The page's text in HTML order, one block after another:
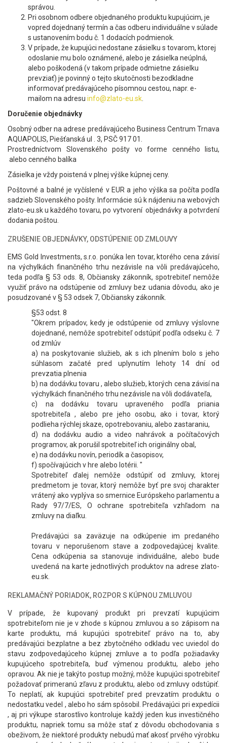
správou.
Pri osobnom odbere objednaného produktu kupujúcim, je
vopred dojednaný termín a čas odberu individuálne v súlade
s ustanovením bodu č. 1 dodacích podmienok.
V prípade, že kupujúci nedostane zásielku s tovarom, ktorej
odoslanie mu bolo oznámené, alebo je zásielka neúplná,
alebo poškodená (v takom prípade odmietne zásielku
prevziať) je povinný o tejto skutočnosti bezodkladne
informovať predávajúceho písomnou cestou, napr. e-
mailom na adresu info@zlato-eu.sk.
Doručenie objednávky
Osobný odber na adrese predávajúceho Business Centrum Trnava
AQUAPOLIS, Piešťanská ul . 3, PSČ 917 01.
Prostredníctvom Slovenského pošty vo forme cenného listu,
alebo cenného balíka
Zásielka je vždy poistená v plnej výške kúpnej ceny.
Poštovné a balné je vyčíslené v EUR a jeho výška sa počíta podľa
sadzieb Slovenského pošty. Informácie sú k nájdeniu na webových
zlato-eu.sk u každého tovaru, po vytvorení objednávky a potvrdení
dodania poštou.
ZRUŠENIE OBJEDNÁVKY, ODSTÚPENIE OD ZMLOUVY
EMS Gold Investments, s.r.o. ponúka len tovar, ktorého cena závisí
na výchylkách finančného trhu nezávisle na vôli predávajúceho,
teda podľa § 53 ods. 8, Občiansky zákonník, spotrebiteľ nemôže
využiť právo na odstúpenie od zmluvy bez udania dôvodu, ako je
posudzované v § 53 odsek 7, Občiansky zákonník.
§53 odst. 8
"Okrem prípadov, kedy je odstúpenie od zmluvy výslovne
dojednané, nemôže spotrebiteľ odstúpiť podľa odseku č. 7
od zmlúv
a) na poskytovanie služieb, ak s ich plnením bolo s jeho
súhlasom začaté pred uplynutím lehoty 14 dní od
prevzatia plnenia
b) na dodávku tovaru , alebo služieb, ktorých cena závisí na
výchylkách finančného trhu nezávisle na vôli dodávateľa,
c) na dodávku tovaru upraveného podľa priania
spotrebiteľa , alebo pre jeho osobu, ako i tovar, ktorý
podlieha rýchlej skaze, opotrebovaniu, alebo zastaraniu,
d) na dodávku audio a video nahrávok a počítačových
programov, ak porušil spotrebiteľ ich originálny obal,
e) na dodávku novín, periodík a časopisov,
f) spočívajúcich v hre alebo lotérii. "
Spotrebiteľ ďalej nemôže odstúpiť od zmluvy, ktorej
predmetom je tovar, ktorý nemôže byť pre svoj charakter
vrátený ako vyplýva so smernice Európskeho parlamentu a
Rady 97/7/ES, O ochrane spotrebiteľa vzhľadom na
zmluvy na diaľku.
Predávajúci sa zaväzuje na odkúpenie im predaného
tovaru v neporušenom stave a zodpovedajúcej kvalite.
Cena odkúpenia sa stanovuje individuálne, alebo bude
uvedená na karte jednotlivých produktov na adrese zlato-
eu.sk.
REKLAMAČNÝ PORIADOK, ROZPOR S KÚPNOU ZMLUVOU
V prípade, že kupovaný produkt pri prevzatí kupujúcim
spotrebiteľom nie je v zhode s kúpnou zmluvou a so zápisom na
karte produktu, má kupujúci spotrebiteľ právo na to, aby
predávajúci bezplatne a bez zbytočného odkladu vec uviedol do
stavu zodpovedajúceho kúpnej zmluve a to podľa požiadavky
kupujúceho spotrebiteľa, buď výmenou produktu, alebo jeho
opravou. Ak nie je takýto postup možný, môže kupujúci spotrebiteľ
požadovať primeranú zľavu z produktu, alebo od zmluvy odstúpiť.
To neplatí, ak kupujúci spotrebiteľ pred prevzatím produktu o
nedostatku vedel , alebo ho sám spôsobil. Predávajúci pri expedícii
, aj pri výkupe starostlivo kontroluje každý jeden kus investičného
produktu, napriek tomu sa môže stať z dôvodu obchodovania s
obeživom, že niektoré produkty nebudú mať akosť prvého výrobku